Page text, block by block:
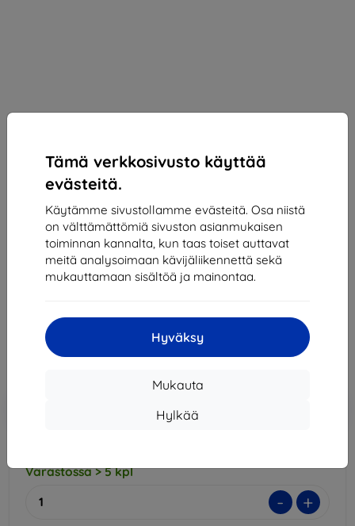
Tämä verkkosivusto käyttää
evästeitä.
Käytämme sivustollamme evästeitä. Osa niistä
on välttämättömiä sivuston asianmukaisen
toiminnan kannalta, kun taas toiset auttavat
meitä analysoimaan kävijäliikennettä sekä
mukauttamaan sisältöä ja mainontaa.
Hyväksy
Mukauta
Hylkää
3MK Silver Protect+ HTC Desire 21 Pro 5G Wet-
mounted Antimicrobial film (5903108353663)
HTC Desire 21 Pro
Kuvaus ja tekniset tiedot
11,61 €
Hinta ilman ALV:tä9,36 €
Varastossa > 5 kpl
- +